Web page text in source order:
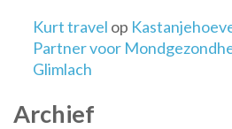
Kurt travel op
Partner voor
Glimlach
Archief